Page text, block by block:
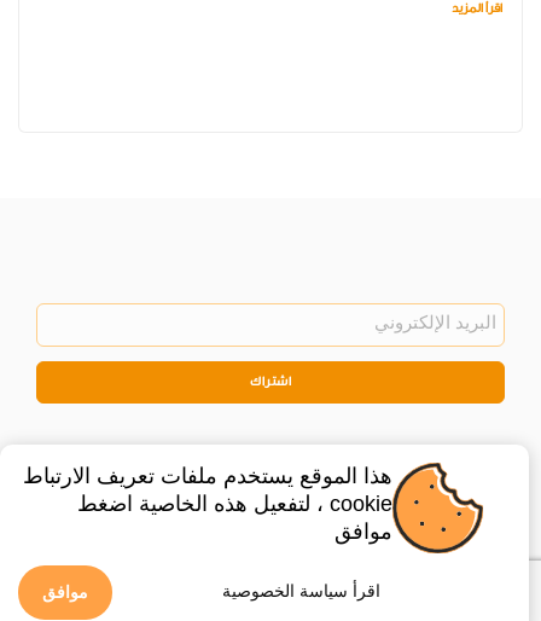
اقرأ المزيد
اشتراك
هذا الموقع يستخدم ملفات تعريف الارتباط
cookie ، لتفعيل هذه الخاصية اضغط
موافق
موافق اقرأ سياسة الخصوصية